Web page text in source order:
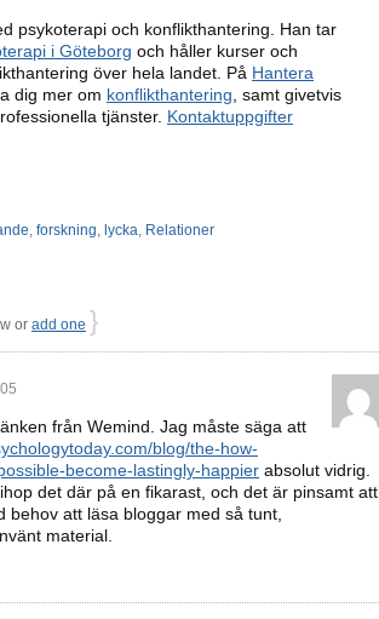
psykoterapi och konflikthantering. Han tar
i Göteborg och håller kurser och
över hela landet. På Hantera
dig mer om konflikthantering , samt givetvis
tjänster. Kontaktuppgifter
, forskning, lycka, Relationer
or add one }
från Wemind. Jag måste säga att
blog/the-how-
become-lastingly-happier absolut vidrig.
det där på en fikarast, och det är pinsamt att
behov att läsa bloggar med så tunt,
material.